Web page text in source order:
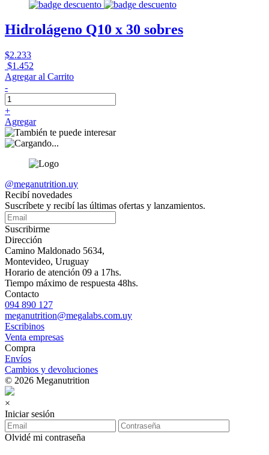
Hidrolágeno Q10 x 30 sobres
$2.233
$1.452
Agregar al Carrito
-
+
Agregar
@meganutrition.uy
Recibí novedades
Suscríbete y recibí las últimas ofertas y lanzamientos.
Suscribirme
Dirección
Camino Maldonado 5634,
Montevideo, Uruguay
Horario de atención 09 a 17hs.
Tiempo máximo de respuesta 48hs.
Contacto
094 890 127
meganutrition@megalabs.com.uy
Escribinos
Venta empresas
Compra
Envíos
Cambios y devoluciones
© 2026 Meganutrition
×
Iniciar sesión
Olvidé mi contraseña